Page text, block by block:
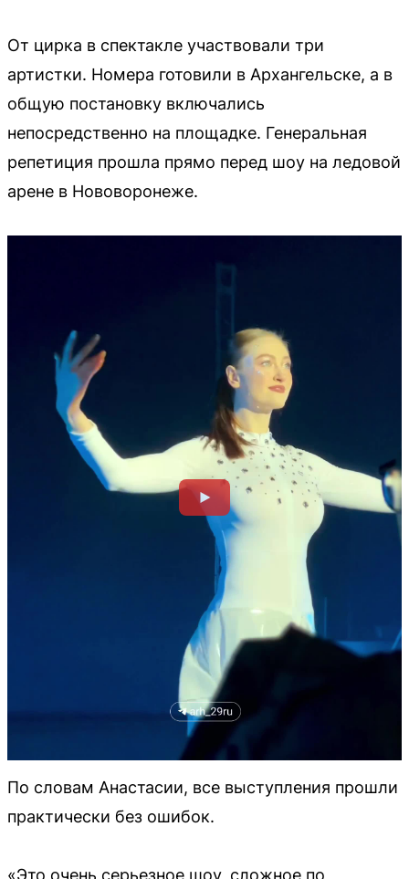
От цирка в спектакле участвовали три
артистки. Номера готовили в Архангельске, а в
общую постановку включались
непосредственно на площадке. Генеральная
репетиция прошла прямо перед шоу на ледовой
арене в Нововоронеже.
По словам Анастасии, все выступления прошли
практически без ошибок.
«Это очень серьезное шоу, сложное по